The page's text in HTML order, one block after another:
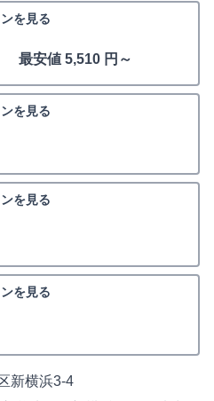
を見る
最安値 5,510 円～
を見る
を見る
を見る
新横浜3-4